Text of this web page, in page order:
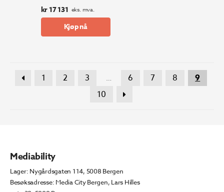
kr17 131 eks. mva.
Kjøp nå
1 2 3 … 6 7 8
9
10
Mediability
Lager: Nygårdsgaten 114, 5008 Bergen
Besøksadresse: Media City Bergen, Lars Hilles